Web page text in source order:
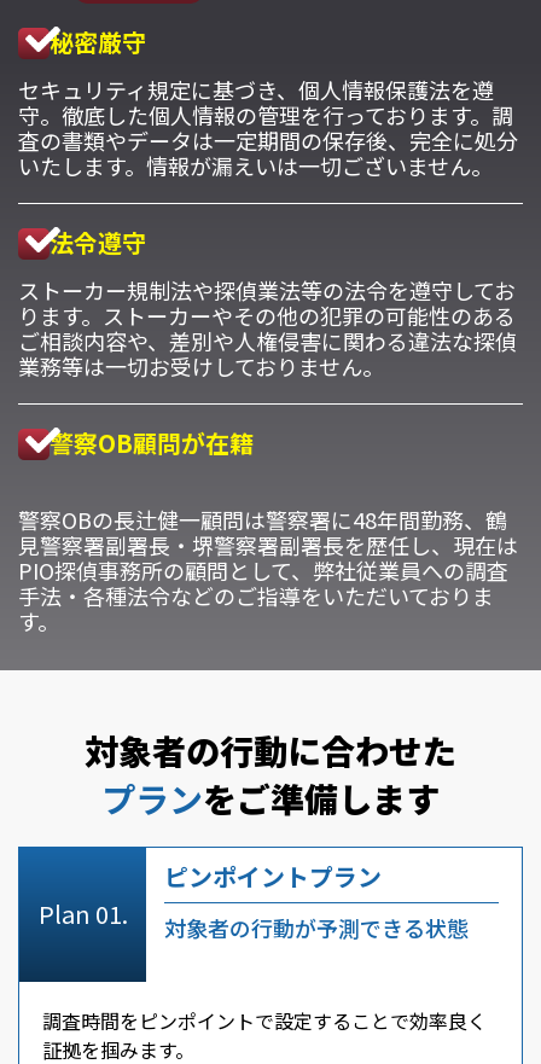
秘密厳守
セキュリティ規定に基づき、個人情報保護法を遵
守。徹底した個人情報の管理を行っております。調
査の書類やデータは一定期間の保存後、完全に処分
いたします。情報が漏えいは一切ございません。
法令遵守
ストーカー規制法や探偵業法等の法令を遵守してお
ります。ストーカーやその他の犯罪の可能性のある
ご相談内容や、差別や人権侵害に関わる違法な探偵
業務等は一切お受けしておりません。
警察OB顧問が在籍
警察OBの長辻健一顧問は警察署に48年間勤務、鶴
見警察署副署長・堺警察署副署長を歴任し、現在は
PIO探偵事務所の顧問として、弊社従業員への調査
手法・各種法令などのご指導をいただいておりま
す。
対象者の行動に合わせた
プランをご準備します
ピンポイントプラン
対象者の行動が予測できる状態
調査時間をピンポイントで設定することで効率良く
証拠を掴みます。